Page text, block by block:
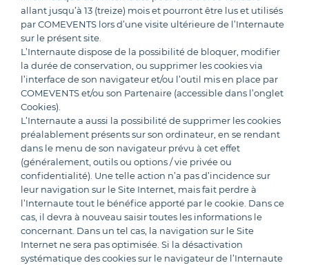
allant jusqu’à 13 (treize) mois et pourront être lus et utilisés
par COMEVENTS lors d’une visite ultérieure de l’Internaute
sur le présent site.
L’Internaute dispose de la possibilité de bloquer, modifier
la durée de conservation, ou supprimer les cookies via
l’interface de son navigateur et/ou l’outil mis en place par
COMEVENTS et/ou son Partenaire (accessible dans l’onglet
Cookies).
L’Internaute a aussi la possibilité de supprimer les cookies
préalablement présents sur son ordinateur, en se rendant
dans le menu de son navigateur prévu à cet effet
(généralement, outils ou options / vie privée ou
confidentialité). Une telle action n’a pas d’incidence sur
leur navigation sur le Site Internet, mais fait perdre à
l’Internaute tout le bénéfice apporté par le cookie. Dans ce
cas, il devra à nouveau saisir toutes les informations le
concernant. Dans un tel cas, la navigation sur le Site
Internet ne sera pas optimisée. Si la désactivation
systématique des cookies sur le navigateur de l’Internaute